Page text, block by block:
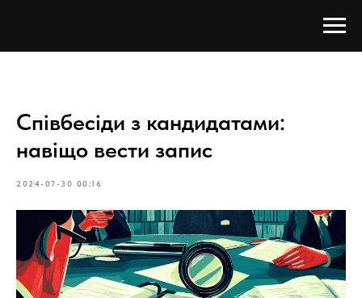
Співбесіди з кандидатами:
навіщо вести запис
2024-07-30 00:16